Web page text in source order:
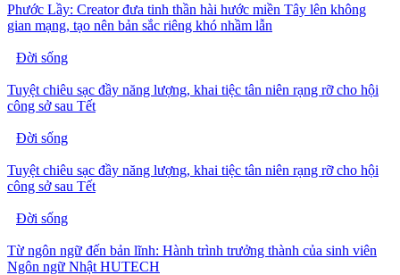
Phước Lầy: Creator đưa tinh thần hài hước miền Tây lên không
gian mạng, tạo nên bản sắc riêng khó nhầm lẫn
Đời sống
Tuyệt chiêu sạc đầy năng lượng, khai tiệc tân niên rạng rỡ cho hội
công sở sau Tết
Đời sống
Tuyệt chiêu sạc đầy năng lượng, khai tiệc tân niên rạng rỡ cho hội
công sở sau Tết
Đời sống
Từ ngôn ngữ đến bản lĩnh: Hành trình trưởng thành của sinh viên
Ngôn ngữ Nhật HUTECH